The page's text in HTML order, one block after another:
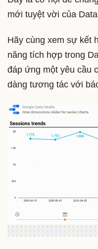
mới tuyệt vời của
Hãy cùng xem sự kết
năng tích hợp trong
đáp ứng một yêu cầu
dàng tương tác với